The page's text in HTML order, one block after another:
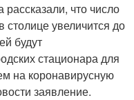
что число
столице увеличится до
будут
стационара для
на коронавирусную
заявление.